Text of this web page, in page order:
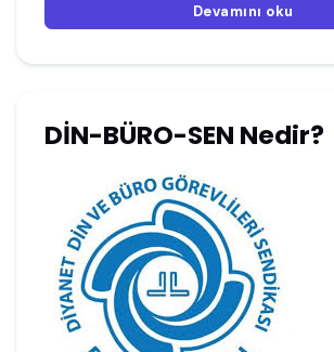
Devamını oku
DİN-BÜRO-SEN Nedir?